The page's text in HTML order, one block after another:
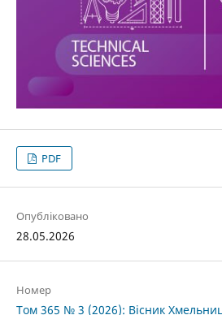
PDF
Опубліковано
28.05.2026
Номер
Том 365 № 3 (2026): Вісник